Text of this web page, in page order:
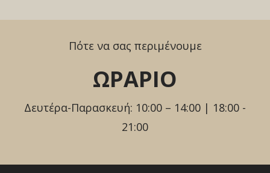
Πότε να σας περιμένουμε
ΩΡΑΡΙΟ
Δευτέρα-Παρασκευή: 10:00 – 14:00 | 18:00 -
21:00